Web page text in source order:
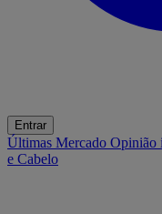
Entrar
Últimas Mercado Opinião
e Cabelo